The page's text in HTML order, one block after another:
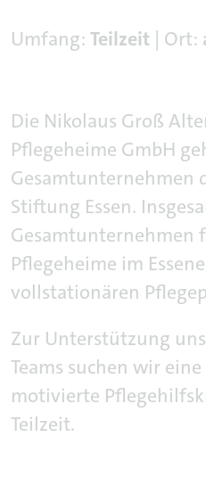
Umfang: Teilzeit | Ort:
Die Nikolaus Groß
Pflegeheime GmbH
Gesamtunternehmen
Stiftung Essen.
Pflegeheime im
vollstationären
Zur Unterstützung
Teams suchen wir
motivierte
Teilzeit.